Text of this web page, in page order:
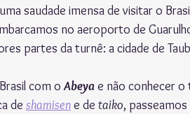
saudade imensa de visitar o
no aeroporto de
partes da turnê: a cidade de
com o Abeya e não conhecer o
de shamisen e de taiko,